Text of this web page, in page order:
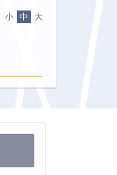
小 中 大